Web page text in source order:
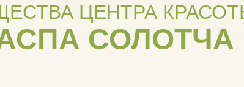
ЦЕНТРА
СОЛОТЧА